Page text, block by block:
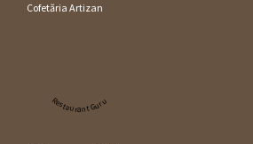
Cofetăria Artizan
Restaurant Guru